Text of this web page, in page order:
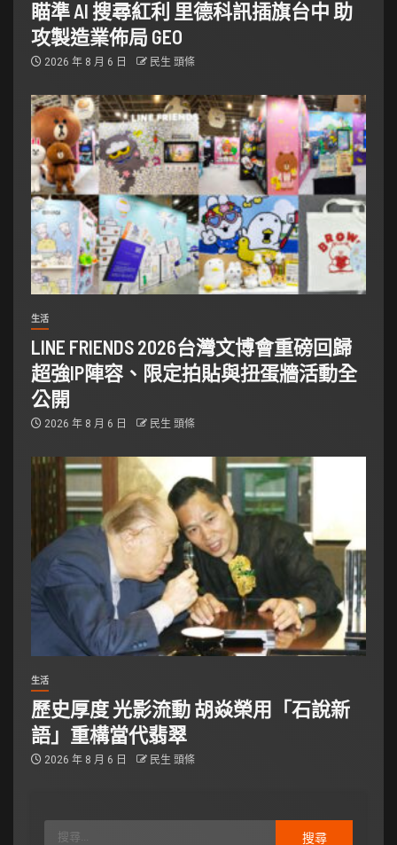
瞄準 AI 搜尋紅利 里德科訊插旗台中 助
攻製造業佈局 GEO
2026 年 8 月 6 日 民生 頭條
生活
LINE FRIENDS 2026台灣文博會重磅回歸
超強IP陣容、限定拍貼與扭蛋牆活動全
公開
2026 年 8 月 6 日 民生 頭條
生活
歷史厚度 光影流動 胡焱榮用「石說新
語」重構當代翡翠
2026 年 8 月 6 日 民生 頭條